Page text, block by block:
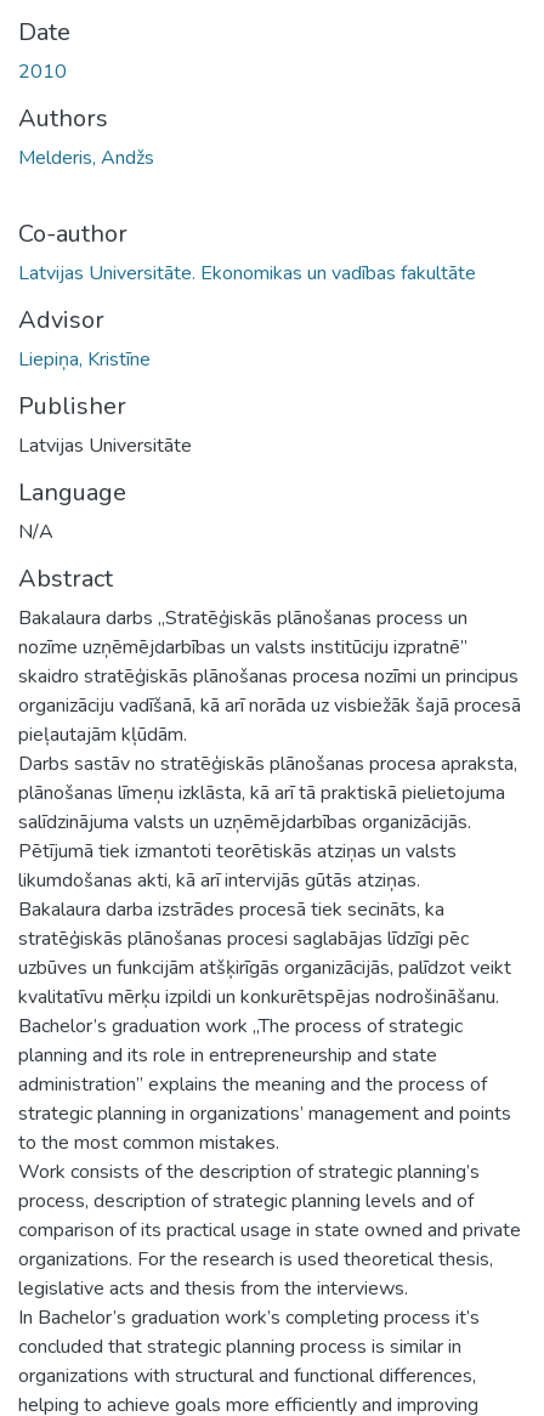
Date
2010
Authors
Melderis, Andžs
Co-author
Latvijas Universitāte. Ekonomikas un vadības fakultāte
Advisor
Liepiņa, Kristīne
Publisher
Latvijas Universitāte
Language
N/A
Abstract
Bakalaura darbs „Stratēģiskās plānošanas process un
nozīme uzņēmējdarbības un valsts institūciju izpratnē”
skaidro stratēģiskās plānošanas procesa nozīmi un principus
organizāciju vadīšanā, kā arī norāda uz visbiežāk šajā procesā
pieļautajām kļūdām.
Darbs sastāv no stratēģiskās plānošanas procesa apraksta,
plānošanas līmeņu izklāsta, kā arī tā praktiskā pielietojuma
salīdzinājuma valsts un uzņēmējdarbības organizācijās.
Pētījumā tiek izmantoti teorētiskās atziņas un valsts
likumdošanas akti, kā arī intervijās gūtās atziņas.
Bakalaura darba izstrādes procesā tiek secināts, ka
stratēģiskās plānošanas procesi saglabājas līdzīgi pēc
uzbūves un funkcijām atšķirīgās organizācijās, palīdzot veikt
kvalitatīvu mērķu izpildi un konkurētspējas nodrošināšanu.
Bachelor’s graduation work „The process of strategic
planning and its role in entrepreneurship and state
administration” explains the meaning and the process of
strategic planning in organizations’ management and points
to the most common mistakes.
Work consists of the description of strategic planning’s
process, description of strategic planning levels and of
comparison of its practical usage in state owned and private
organizations. For the research is used theoretical thesis,
legislative acts and thesis from the interviews.
In Bachelor’s graduation work’s completing process it’s
concluded that strategic planning process is similar in
organizations with structural and functional differences,
helping to achieve goals more efficiently and improving